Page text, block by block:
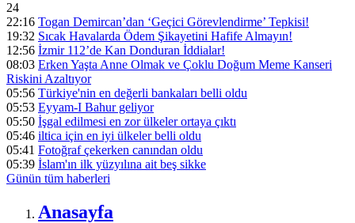
24
22:16 Togan Demircan’dan ‘Geçici Görevlendirme’ Tepkisi!
19:32 Sıcak Havalarda Ödem Şikayetini Hafife Almayın!
12:56 İzmir 112’de Kan Donduran İddialar!
08:03 Erken Yaşta Anne Olmak ve Çoklu Doğum Meme Kanseri
Riskini Azaltıyor
05:56 Türkiye'nin en değerli bankaları belli oldu
05:53 Eyyam-I Bahur geliyor
05:50 İşgal edilmesi en zor ülkeler ortaya çıktı
05:46 iltica için en iyi ülkeler belli oldu
05:41 Fotoğraf çekerken canından oldu
05:39 İslam'ın ilk yüzyılına ait beş sikke
Günün tüm haberleri
Anasayfa